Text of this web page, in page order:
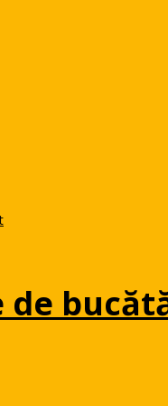
de